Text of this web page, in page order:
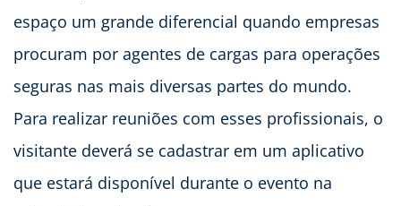
espaço um grande diferencial quando empresas
procuram por agentes de cargas para operações
seguras nas mais diversas partes do mundo.
Para realizar reuniões com esses profissionais, o
visitante deverá se cadastrar em um aplicativo
que estará disponível durante o evento na